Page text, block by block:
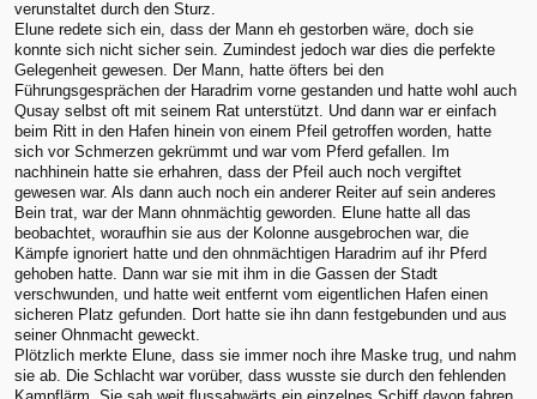
verunstaltet durch den Sturz.
Elune redete sich ein, dass der Mann eh gestorben wäre, doch sie
konnte sich nicht sicher sein. Zumindest jedoch war dies die perfekte
Gelegenheit gewesen. Der Mann, hatte öfters bei den
Führungsgesprächen der Haradrim vorne gestanden und hatte wohl auch
Qusay selbst oft mit seinem Rat unterstützt. Und dann war er einfach
beim Ritt in den Hafen hinein von einem Pfeil getroffen worden, hatte
sich vor Schmerzen gekrümmt und war vom Pferd gefallen. Im
nachhinein hatte sie erhahren, dass der Pfeil auch noch vergiftet
gewesen war. Als dann auch noch ein anderer Reiter auf sein anderes
Bein trat, war der Mann ohnmächtig geworden. Elune hatte all das
beobachtet, woraufhin sie aus der Kolonne ausgebrochen war, die
Kämpfe ignoriert hatte und den ohnmächtigen Haradrim auf ihr Pferd
gehoben hatte. Dann war sie mit ihm in die Gassen der Stadt
verschwunden, und hatte weit entfernt vom eigentlichen Hafen einen
sicheren Platz gefunden. Dort hatte sie ihn dann festgebunden und aus
seiner Ohnmacht geweckt.
Plötzlich merkte Elune, dass sie immer noch ihre Maske trug, und nahm
sie ab. Die Schlacht war vorüber, dass wusste sie durch den fehlenden